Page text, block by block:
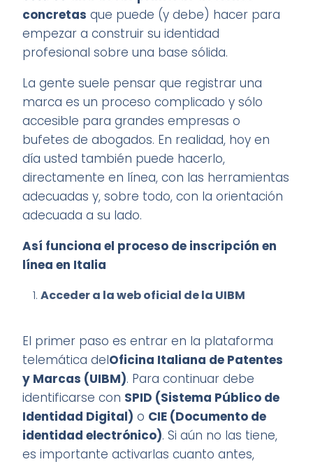
concretas que puede (y debe) hacer para
empezar a construir su identidad
profesional sobre una base sólida.
La gente suele pensar que registrar una
marca es un proceso complicado y sólo
accesible para grandes empresas o
bufetes de abogados. En realidad, hoy en
día usted también puede hacerlo,
directamente en línea, con las herramientas
adecuadas y, sobre todo, con la orientación
adecuada a su lado.
Así funciona el proceso de inscripción en
línea en Italia
Acceder a la web oficial de la UIBM
El primer paso es entrar en la plataforma
telemática delOficina Italiana de Patentes
y Marcas (UIBM). Para continuar debe
identificarse con SPID (Sistema Público de
Identidad Digital) o CIE (Documento de
identidad electrónico). Si aún no las tiene,
es importante activarlas cuanto antes,